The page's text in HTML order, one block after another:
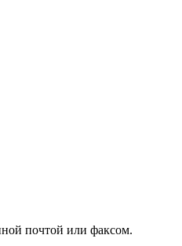
почтой или факсом.